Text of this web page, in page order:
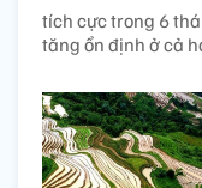
tích cực trong 6
tăng ổn định ở cả